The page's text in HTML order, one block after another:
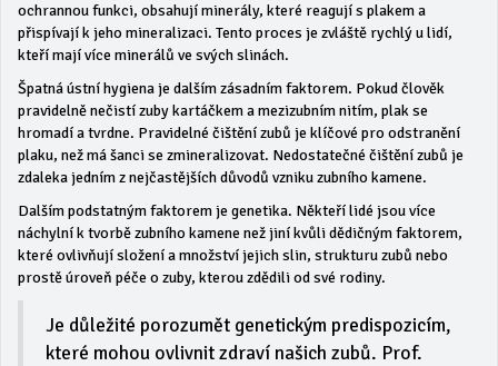
ochrannou funkci, obsahují minerály, které reagují s plakem a
přispívají k jeho mineralizaci. Tento proces je zvláště rychlý u lidí,
kteří mají více minerálů ve svých slinách.
Špatná ústní hygiena je dalším zásadním faktorem. Pokud člověk
pravidelně nečistí zuby kartáčkem a mezizubním nitím, plak se
hromadí a tvrdne. Pravidelné čištění zubů je klíčové pro odstranění
plaku, než má šanci se zmineralizovat. Nedostatečné čištění zubů je
zdaleka jedním z nejčastějších důvodů vzniku zubního kamene.
Dalším podstatným faktorem je genetika. Někteří lidé jsou více
náchylní k tvorbě zubního kamene než jiní kvůli dědičným faktorem,
které ovlivňují složení a množství jejich slin, strukturu zubů nebo
prostě úroveň péče o zuby, kterou zdědili od své rodiny.
Je důležité porozumět genetickým predispozicím,
které mohou ovlivnit zdraví našich zubů. Prof.